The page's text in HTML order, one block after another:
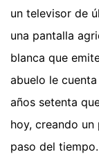
un televisor de
una pantalla
blanca que
abuelo le
años setenta
hoy, creando
paso del